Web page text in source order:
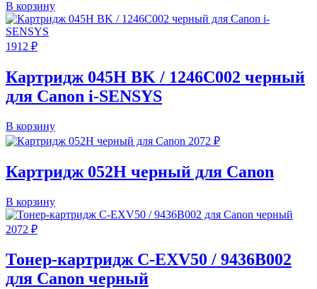
В корзину
1912 ₽
Картридж 045H BK / 1246C002 черный
для Canon i-SENSYS
В корзину
2072 ₽
Картридж 052H черный для Canon
В корзину
2072 ₽
Тонер-картридж C-EXV50 / 9436B002
для Canon черный